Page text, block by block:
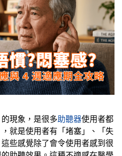
現象，是很多助聽器使用者都
就是使用者有「堵塞」、「失
些感覺除了會令使用者感到很